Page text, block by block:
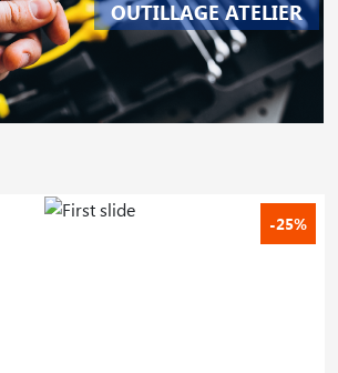
OUTILLAGE ATELIER
-25%